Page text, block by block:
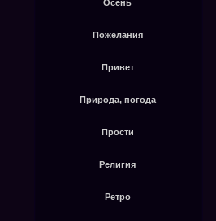
Осень
Пожелания
Привет
Природа, погода
Прости
Религия
Ретро